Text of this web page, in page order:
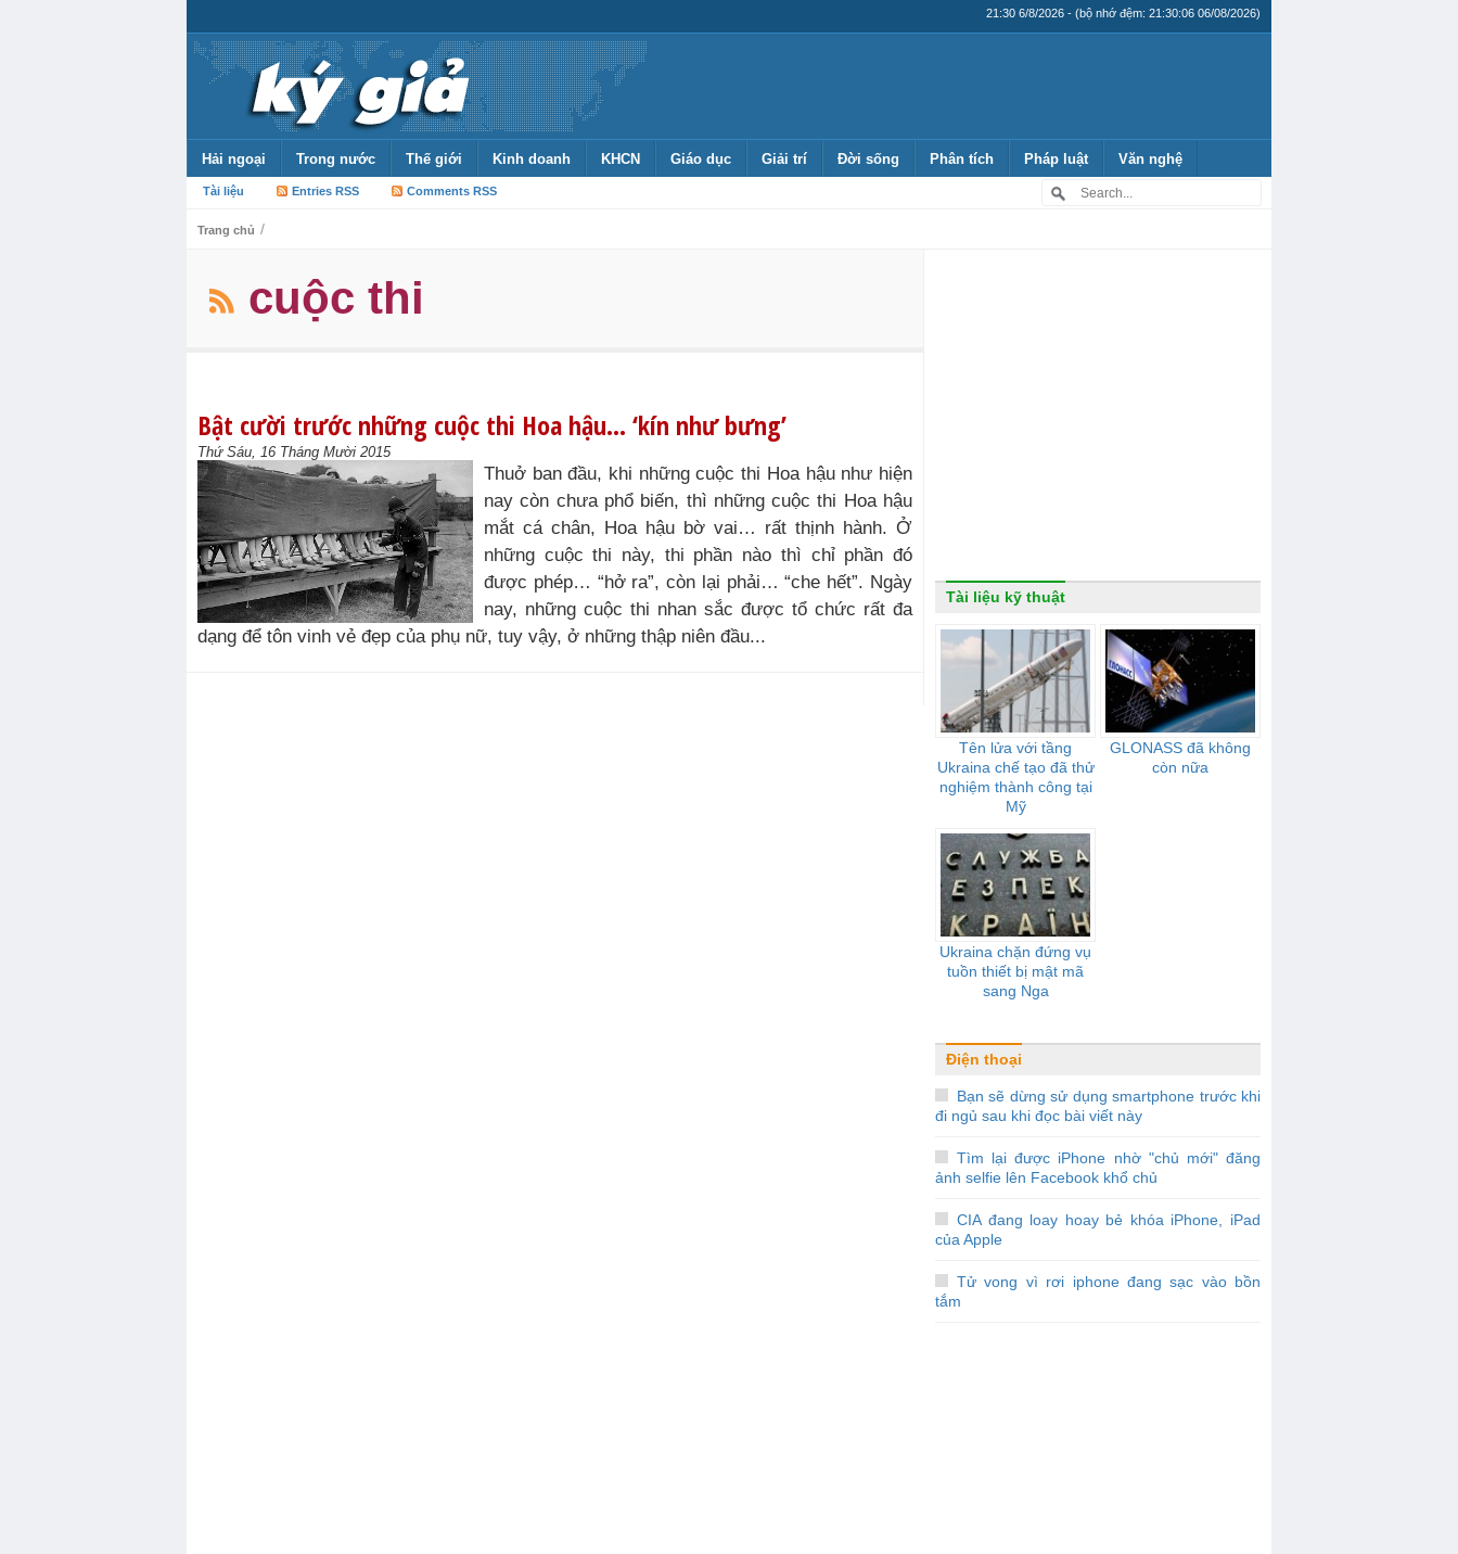
21:30 6/8/2026 - (bộ nhớ đệm: 21:30:06 06/08/2026)
Hải ngoại Trong nước Thế giới Kinh doanh KHCN Giáo dục Giải trí Đời sống Phân tích Pháp luật Văn nghệ
Tài liệu Entries RSS Comments RSS
Trang chủ /
cuộc thi
Bật cười trước những cuộc thi Hoa hậu… ‘kín như bưng’
Thứ Sáu, 16 Tháng Mười 2015
Thuở ban đầu, khi những cuộc thi Hoa hậu như hiện
nay còn chưa phổ biến, thì những cuộc thi Hoa hậu
mắt cá chân, Hoa hậu bờ vai… rất thịnh hành. Ở
những cuộc thi này, thi phần nào thì chỉ phần đó
được phép… “hở ra”, còn lại phải… “che hết”. Ngày
nay, những cuộc thi nhan sắc được tổ chức rất đa
dạng để tôn vinh vẻ đẹp của phụ nữ, tuy vậy, ở những thập niên đầu...
Tài liệu kỹ thuật
Tên lửa với tầng
Ukraina chế tạo đã thử
nghiệm thành công tại
Mỹ
GLONASS đã không
còn nữa
Ukraina chặn đứng vụ
tuồn thiết bị mật mã
sang Nga
Điện thoại
Bạn sẽ dừng sử dụng smartphone trước khi
đi ngủ sau khi đọc bài viết này
Tìm lại được iPhone nhờ "chủ mới" đăng
ảnh selfie lên Facebook khổ chủ
CIA đang loay hoay bẻ khóa iPhone, iPad
của Apple
Tử vong vì rơi iphone đang sạc vào bồn
tắm